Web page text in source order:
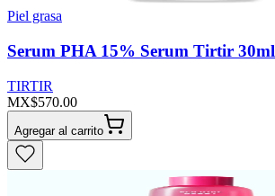
Piel grasa
Serum PHA 15% Serum Tirtir 30ml
TIRTIR
MX$570.00
Agregar al carrito